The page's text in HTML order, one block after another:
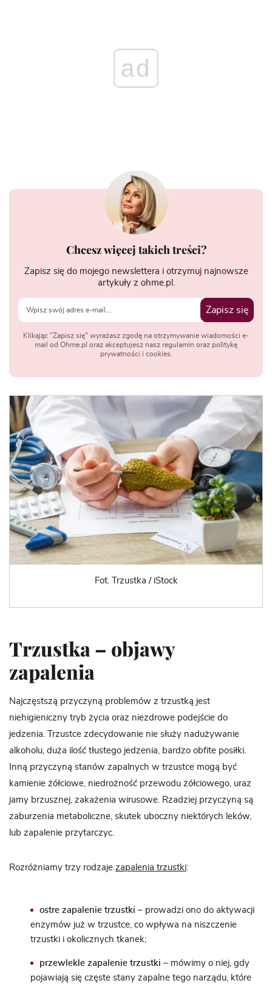
ad
Chcesz więcej takich treści?
Zapisz się do mojego newslettera i otrzymuj najnowsze
artykuły z ohme.pl.
Zapisz się
Klikając "Zapisz się" wyrażasz zgodę na otrzymywanie wiadomości e-
mail od Ohme.pl oraz akceptujesz nasz regulamin oraz politykę
prywatności i cookies.
Fot. Trzustka / iStock
Trzustka – objawy
zapalenia
Najczęstszą przyczyną problemów z trzustką jest
niehigieniczny tryb życia oraz niezdrowe podejście do
jedzenia. Trzustce zdecydowanie nie służy nadużywanie
alkoholu, duża ilość tłustego jedzenia, bardzo obfite posiłki.
Inną przyczyną stanów zapalnych w trzustce mogą być
kamienie żółciowe, niedrożność przewodu żółciowego, uraz
jamy brzusznej, zakażenia wirusowe. Rzadziej przyczyną są
zaburzenia metaboliczne, skutek uboczny niektórych leków,
lub zapalenie przytarczyc.
Rozróżniamy trzy rodzaje zapalenia trzustki:
ostre zapalenie trzustki – prowadzi ono do aktywacji
enzymów już w trzustce, co wpływa na niszczenie
trzustki i okolicznych tkanek;
przewlekle zapalenie trzustki – mówimy o niej, gdy
pojawiają się częste stany zapalne tego narządu, które